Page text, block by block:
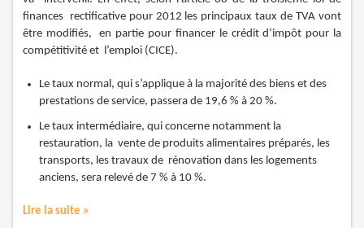
finances rectificative pour 2012 les principaux taux de TVA vont
être modifiés, en partie pour financer le crédit d’impôt pour la
compétitivité et l’emploi (CICE).
Le taux normal, qui s’applique à la majorité des biens et des
prestations de service, passera de 19,6 % à 20 %.
Le taux intermédiaire, qui concerne notamment la
restauration, la vente de produits alimentaires préparés, les
transports, les travaux de rénovation dans les logements
anciens, sera relevé de 7 % à 10 %.
Lire la suite »